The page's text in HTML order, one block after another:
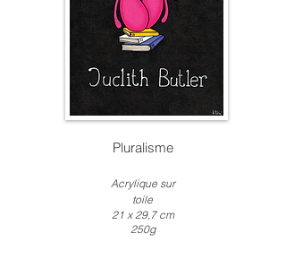
Pluralisme
Acrylique sur
toile
21 x 29,7 cm
250g